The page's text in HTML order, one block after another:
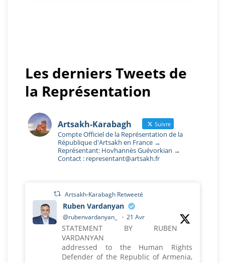
Les derniers Tweets de
la Représentation
Artsakh-Karabagh Suivre
Compte Officiel de la Représentation de la
République d'Artsakh en France →
Représentant: Hovhannès Guévorkian →
Contact : representant@artsakh.fr
Artsakh-Karabagh Retweeté
Ruben Vardanyan
@rubenvardanyan_ · 21 Avr
STATEMENT BY RUBEN
VARDANYAN
addressed to the Human Rights
Defender of the Republic of Armenia,